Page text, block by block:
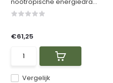
Vergelijk
€61,25